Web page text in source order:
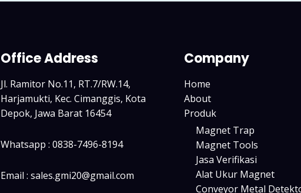
Office Address
Jl. Ramitor No.11, RT.7/RW.14,
Harjamukti, Kec. Cimanggis, Kota
Depok, Jawa Barat 16454
Whatsapp : 0838-7496-8194
Email : sales.gmi20@gmail.com
Company
Home
About
Produk
Magnet Trap
Magnet Tools
Jasa Verifikasi
Alat Ukur Magnet
Conveyor Metal